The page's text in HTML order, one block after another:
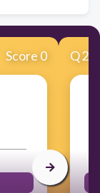
Score 0 Q2